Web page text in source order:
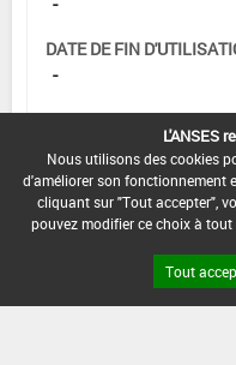
DATE DE FIN
-
L'ANSES
Nous utilisons des cookies
d'améliorer son fonctionnement
cliquant sur "Tout accepter",
pouvez modifier ce choix à
Tout